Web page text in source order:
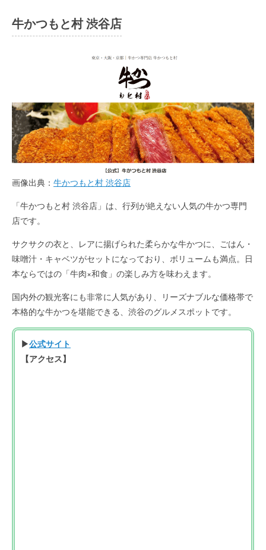
牛かつもと村 渋谷店
画像出典： 牛かつもと村 渋谷店
「牛かつもと村 渋谷店」は、行列が絶えない人気の牛かつ専門
店です。
サクサクの衣と、レアに揚げられた柔らかな牛かつに、ごはん・
味噌汁・キャベツがセットになっており、ボリュームも満点。日
本ならではの「牛肉×和食」の楽しみ方を味わえます。
国内外の観光客にも非常に人気があり、リーズナブルな価格帯で
本格的な牛かつを堪能できる、渋谷のグルメスポットです。
▶公式サイト
【アクセス】